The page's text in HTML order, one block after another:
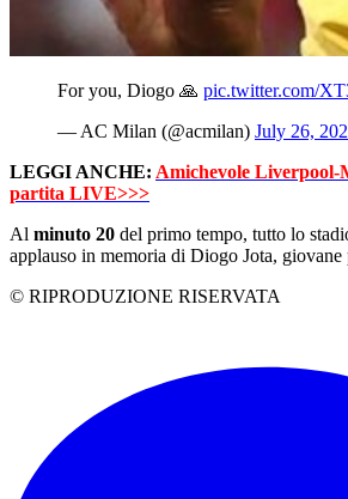
For you, Diogo 🙏 pic.twitter.com/
— AC Milan (@acmilan) July 26,
LEGGI ANCHE: Amichevole
partita LIVE>>>
Al minuto 20 del primo tempo, tutto lo
applauso in memoria di Diogo Jota, giovane
© RIPRODUZIONE RISERVATA